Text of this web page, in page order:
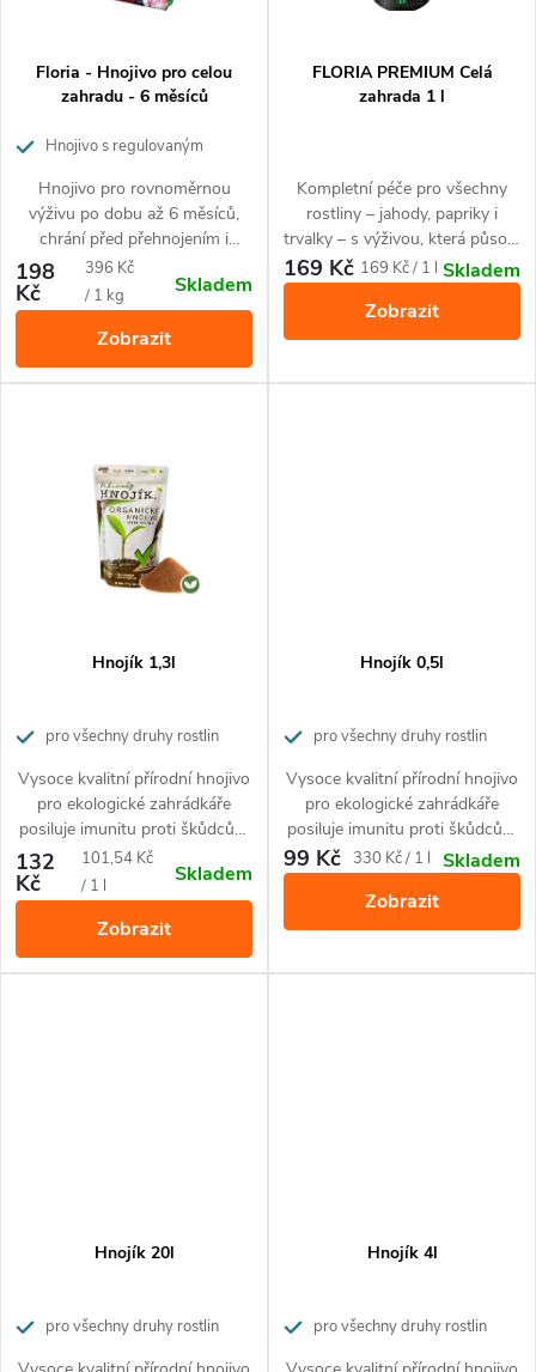
p
o
d
u
k
t
p
r
o
d
u
k
Floria - Hnojivo pro celou
zahradu - 6 měsíců
Hnojivo s regulovaným
Hnojivo pro rovnoměrnou
výživu po dobu až 6 měsíců,
chrání před přehnojením i
nedostatkem živin. Ideální pro
všechny rostliny na terase,
balkóně i v zahradě
198
Kč
Měrná
cena:
396 Kč
/ 1 kg
Skladem
Zobrazit
FLORIA PREMIUM Celá
zahrada 1 l
Kompletní péče pro všechny
rostliny – jahody, papriky i
trvalky – s výživou, která působí
hned i dlouhodobě. Balení 1 l
vystačí na celou sezónu (až 100
litrů zálivky).
169 Kč Měrná
169 Kč / 1 l Skladem
Zobrazit
Hnojík 1,3l
pro všechny druhy rostlin
Vysoce kvalitní přírodní hnojivo
pro ekologické zahrádkáře
posiluje imunitu proti škůdcům
a nemocem rostlin.
132
Kč
Měrná
cena:
101,54 Kč
/ 1 l
Skladem
Zobrazit
Hnojík 0,5l
pro všechny druhy rostlin
Vysoce kvalitní přírodní hnojivo
pro ekologické zahrádkáře
posiluje imunitu proti škůdcům
a nemocem rostlin.
99 Kč
Měrná
330 Kč / 1 l
Skladem
Zobrazit
Hnojík 20l
pro všechny druhy rostlin
Hnojík 4l
pro všechny druhy rostlin